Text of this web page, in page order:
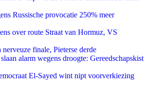
Russische provocatie 250% meer
over route Straat van Hormuz, VS
finale, Pieterse derde
alarm wegens droogte: Gereedschapskist
El-Sayed wint nipt voorverkiezing